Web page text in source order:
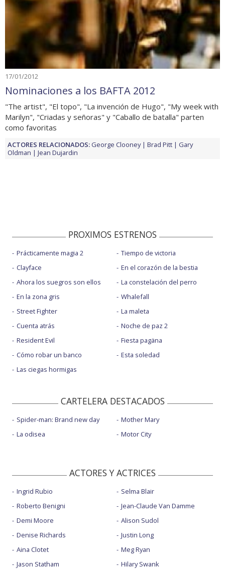
17/01/2012
Nominaciones a los BAFTA 2012
"The artist", "El topo", "La invención de Hugo", "My week with
Marilyn", "Criadas y señoras" y "Caballo de batalla" parten
como favoritas
ACTORES RELACIONADOS: George Clooney Brad Pitt
Gary
Oldman
Jean Dujardin
PROXIMOS ESTRENOS
Prácticamente magia 2
Clayface
Ahora los suegros son ellos
En la zona gris
Street Fighter
Cuenta atrás
Resident Evil
Cómo robar un banco
Las ciegas hormigas
Tiempo de victoria
En el corazón de la bestia
La constelación del perro
Whalefall
La maleta
Noche de paz 2
Fiesta pagäna
Esta soledad
CARTELERA DESTACADOS
Spider-man: Brand new day
La odisea
Mother Mary
Motor City
ACTORES Y ACTRICES
Ingrid Rubio
Roberto Benigni
Demi Moore
Denise Richards
Aina Clotet
Jason Statham
Selma Blair
Jean-Claude Van Damme
Alison Sudol
Justin Long
Meg Ryan
Hilary Swank